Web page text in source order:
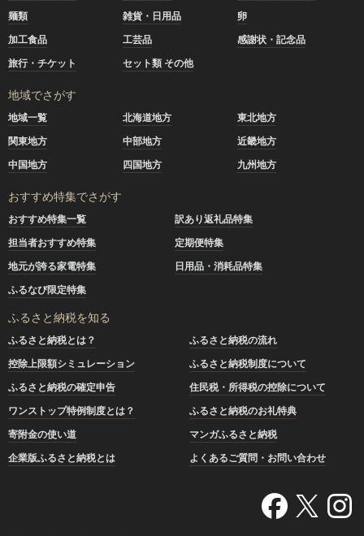
麺類
雑貨・日用品
卵
加工食品
工芸品
感謝状・記念品
旅行・チケット
セット類 その他
地域でさがす
地域一覧 北海道地方
東北地方
関東地方
中部地方
近畿地方
中国地方
四国地方 九州地方
おすすめ特集でさがす
おすすめ特集一覧
訳あり返礼品特集
担当者おすすめ特集
定期便特集
地元が誇る家電特集
日用品・消耗品特集
ふるなび限定特集
ふるさと納税を知る
ふるさと納税とは？
ふるさと納税の流れ
控除上限額シミュレーション
ふるさと納税制度について
ふるさと納税の確定申告
住民税・所得税の控除について
ワンストップ特例制度とは？
ふるさと納税のお礼特典
寄附金の使い道
マンガふるさと納税
企業版ふるさと納税とは
よくあるご質問・お問い合わせ